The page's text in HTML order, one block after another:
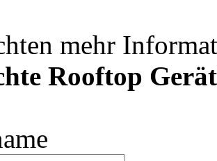
mehr
Rooftop